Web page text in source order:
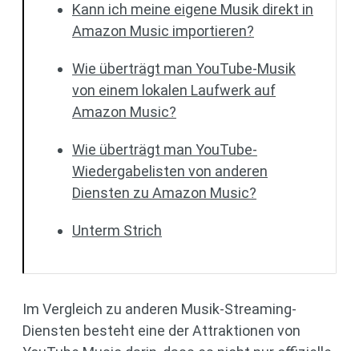
Kann ich meine eigene Musik direkt in
Amazon Music importieren?
Wie überträgt man YouTube-Musik
von einem lokalen Laufwerk auf
Amazon Music?
Wie überträgt man YouTube-
Wiedergabelisten von anderen
Diensten zu Amazon Music?
Unterm Strich
Im Vergleich zu anderen Musik-Streaming-
Diensten besteht eine der Attraktionen von